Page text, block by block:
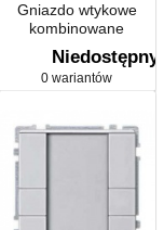
Gniazdo wtykowe
kombinowane
RJ45/TAE (kat. 3),
biały
Niedostępny
0 wariantów